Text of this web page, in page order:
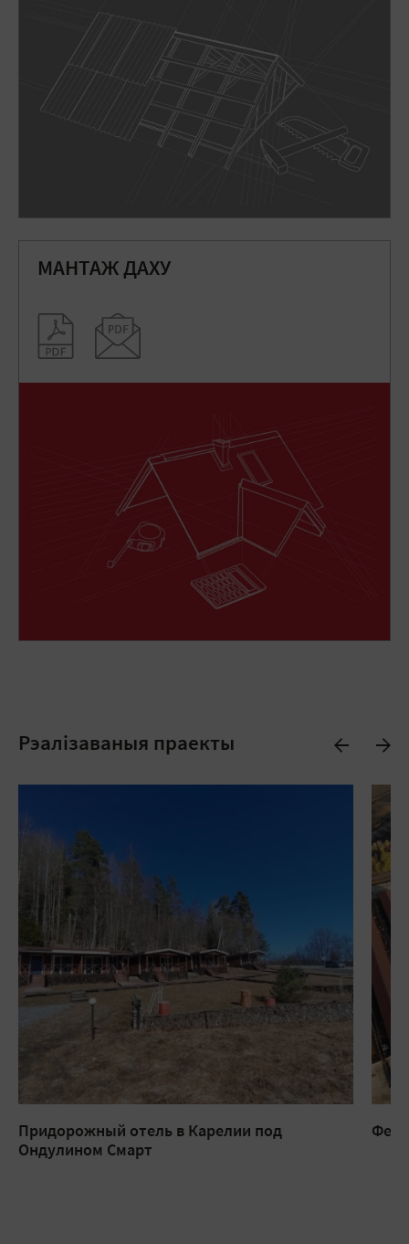
МАНТАЖ ДАХУ
Рэалізаваныя праекты
Придорожный отель в Карелии под
Ондулином Смарт